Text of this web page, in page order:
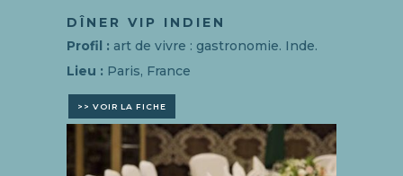
DÎNER VIP INDIEN
Profil : art de vivre : gastronomie. Inde.
Lieu : Paris, France
>> VOIR LA FICHE